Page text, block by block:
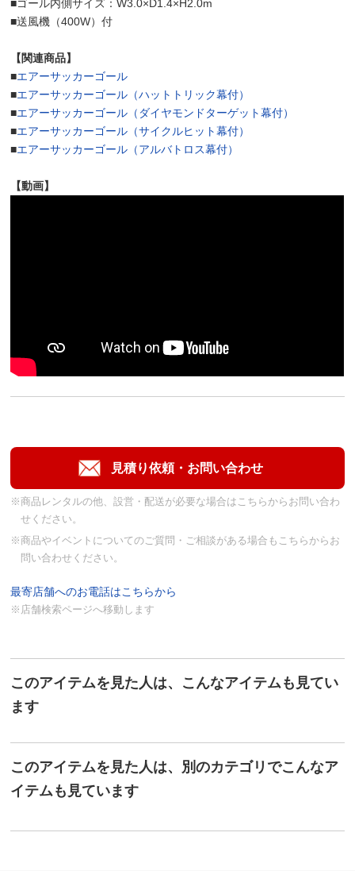
■ゴール内側サイズ：W3.0×D1.4×H2.0m
■送風機（400W）付
【関連商品】
■エアーサッカーゴール
■エアーサッカーゴール（ハットトリック幕付）
■エアーサッカーゴール（ダイヤモンドターゲット幕付）
■エアーサッカーゴール（サイクルヒット幕付）
■エアーサッカーゴール（アルバトロス幕付）
【動画】
※商品レンタルの他、設営・配送が必要な場合はこちらからお問い合わ
せください。
※商品やイベントについてのご質問・ご相談がある場合もこちらからお
問い合わせください。
最寄店舗へのお電話はこちらから
※店舗検索ページへ移動します
このアイテムを見た人は、こんなアイテムも見てい
ます
このアイテムを見た人は、別のカテゴリでこんなア
イテムも見ています